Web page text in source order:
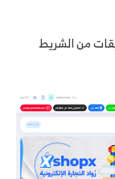
من الشريط